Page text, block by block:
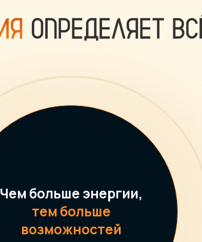
Чем больше энергии,
тем больше
возможностей